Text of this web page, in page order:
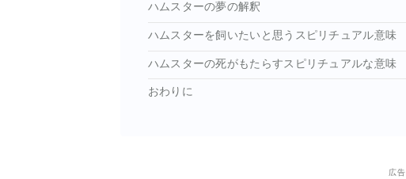
ハムスターの夢の解釈
ハムスターを飼いたいと思うスピリチュアル意味
ハムスターの死がもたらすスピリチュアルな意味
おわりに
広告